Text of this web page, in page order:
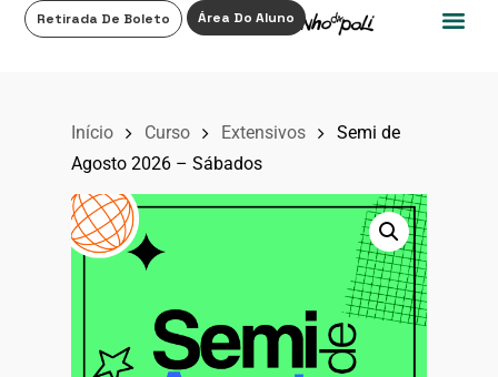
Retirada De Boleto Área Do Aluno
Início Curso Extensivos
Semi de
Agosto 2026 – Sábados